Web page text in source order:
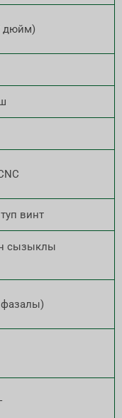
дюйм)
винт
сызыклы
фазалы)